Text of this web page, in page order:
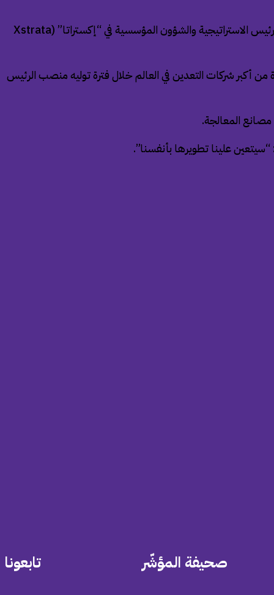
من خلال الاستحواذ على “سيرا فيردي”، تضيف الشركة أيضاً صناع صفقات مخضرمين إلى صفوفها العليا. فقد شغل موريتيس منصب رئيس الاستراتيجية والشؤون المؤسسية في “إكستراتا” (Xstrata
أكبر شركات التعدين في العالم خلال فترة توليه منصب الرئيس
المعالجة.
علينا تطويرها بأنفسنا”.
تابعونا صحيفة المؤشّر